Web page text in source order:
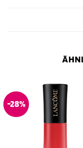
-28%